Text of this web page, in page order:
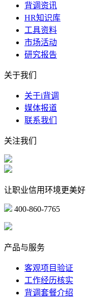
背调资讯
HR知识库
工具资料
市场活动
研究报告
关于我们
关于i背调
媒体报道
联系我们
关注我们
让职业信用环境更美好
400-860-7765
产品与服务
客观项目验证
工作经历核实
背调套餐介绍